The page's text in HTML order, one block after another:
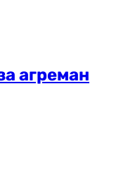
агреман